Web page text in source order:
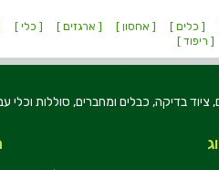
[ כלים ] [ אחסון ] [ ארגזים ] [ כלי ]
[ ריפוד ]
בתחום יבוא ושיווק רכיבים, ציוד בדיקה, כבלים